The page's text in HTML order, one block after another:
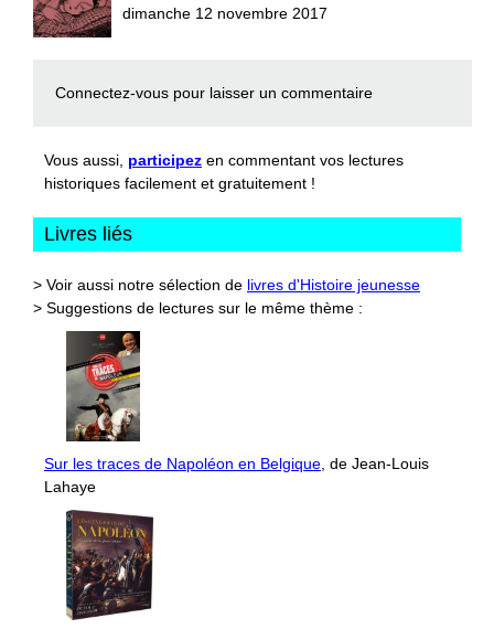
dimanche 12 novembre 2017
Connectez-vous pour laisser un commentaire
Vous aussi, participez en commentant vos lectures
historiques facilement et gratuitement !
Livres liés
> Voir aussi notre sélection de livres d'Histoire jeunesse
> Suggestions de lectures sur le même thème :
Sur les traces de Napoléon en Belgique , de Jean-Louis
Lahaye